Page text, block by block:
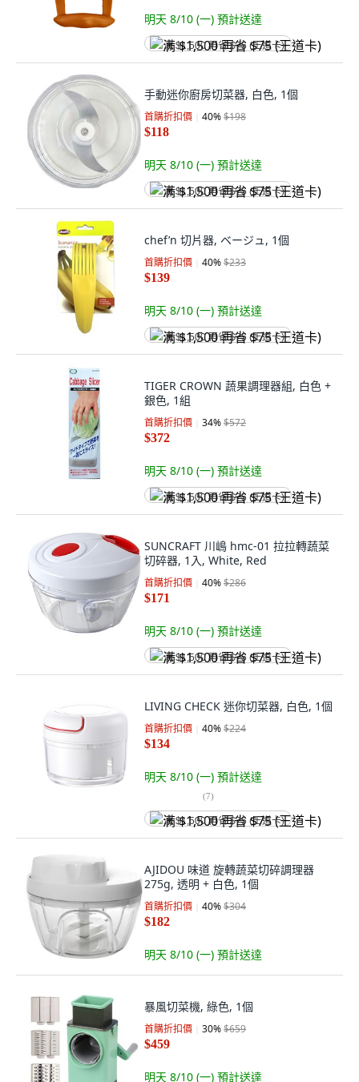
明天 8/10 (一) 預計送達
满 $1,500 再省 $75 (王道卡)
手動迷你廚房切菜器, 白色, 1個
首購折扣價 40%$198
$118
明天 8/10 (一) 預計送達
满 $1,500 再省 $75 (王道卡)
chef’n 切片器, ベージュ, 1個
首購折扣價 40%$233
$139
明天 8/10 (一) 預計送達
满 $1,500 再省 $75 (王道卡)
TIGER CROWN 蔬果調理器組, 白色 +
銀色, 1組
首購折扣價 34%$572
$372
明天 8/10 (一) 預計送達
满 $1,500 再省 $75 (王道卡)
SUNCRAFT 川嶋 hmc-01 拉拉轉蔬菜
切碎器, 1入, White, Red
首購折扣價 40%$286
$171
明天 8/10 (一) 預計送達
满 $1,500 再省 $75 (王道卡)
LIVING CHECK 迷你切菜器, 白色, 1個
首購折扣價 40%$224
$134
明天 8/10 (一) 預計送達
(7)
满 $1,500 再省 $75 (王道卡)
AJIDOU 味道 旋轉蔬菜切碎調理器
275g, 透明 + 白色, 1個
首購折扣價 40%$304
$182
明天 8/10 (一) 預計送達
暴風切菜機, 綠色, 1個
首購折扣價 30%$659
$459
明天 8/10 (一) 預計送達